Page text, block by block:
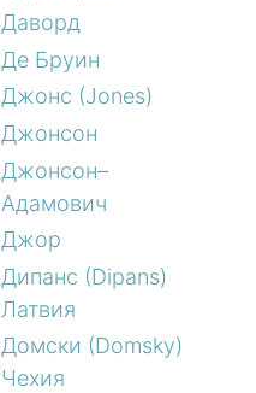
Даворд
Де Бруин
Джонс (Jones)
Джонсон
Джонсон–
Адамович
Джор
Дипанс (Dipans)
Латвия
Домски (Domsky)
Чехия